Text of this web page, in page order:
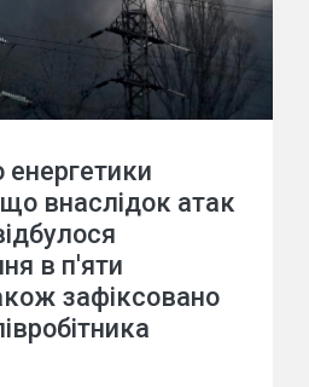
енергетики
внаслідок атак
в п'яти
зафіксовано